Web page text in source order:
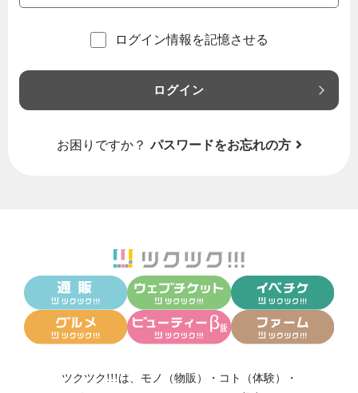
ログイン情報を記憶させる
ログイン
お困りですか？ パスワードをお忘れの方
ツクツク!!!は、 モノ（物販） ・ コト（体験）
・